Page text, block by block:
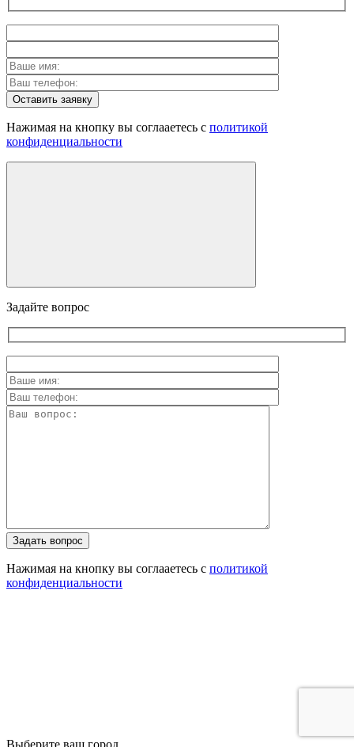
Оставить заявку
Нажимая на кнопку вы соглааетесь с политикой
конфиденциальности
Задайте вопрос
Задать вопрос
Нажимая на кнопку вы соглааетесь с политикой
конфиденциальности
Выберите ваш город